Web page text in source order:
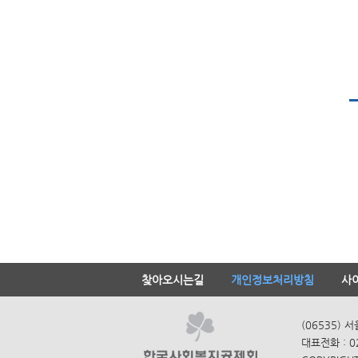
찾아오시는길 개인정보처리방침 사
(06535) 서
대표전화 :